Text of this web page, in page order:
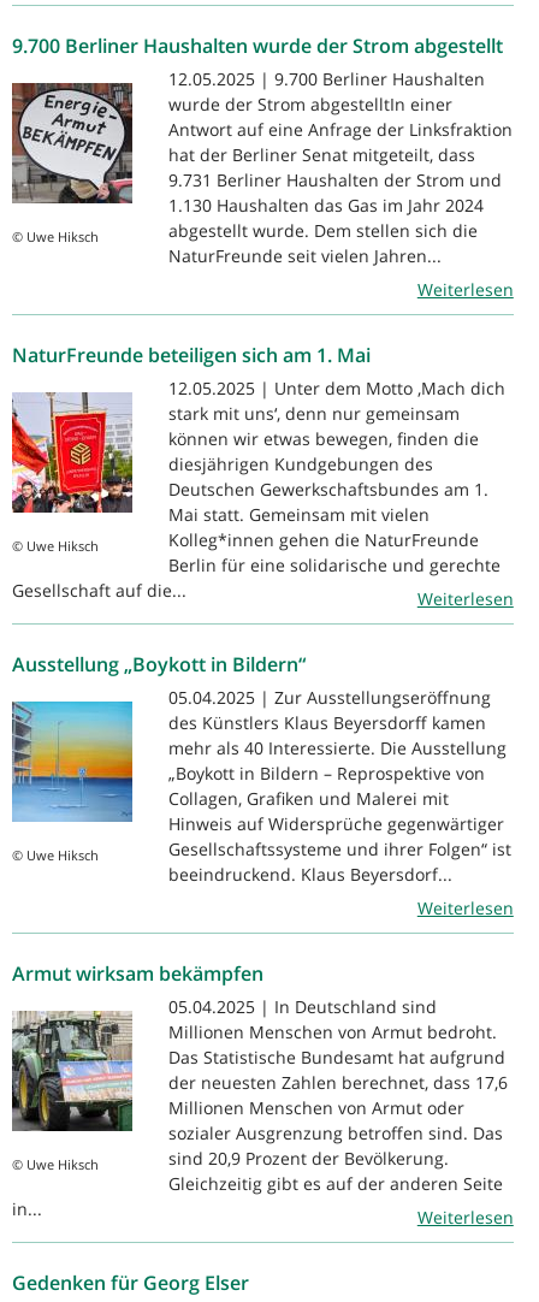
9.700 Berliner Haushalten wurde der Strom abgestellt
© Uwe Hiksch
12.05.2025 | 9.700 Berliner Haushalten
wurde der Strom abgestelltIn einer
Antwort auf eine Anfrage der Linksfraktion
hat der Berliner Senat mitgeteilt, dass
9.731 Berliner Haushalten der Strom und
1.130 Haushalten das Gas im Jahr 2024
abgestellt wurde. Dem stellen sich die
NaturFreunde seit vielen Jahren...
Weiterlesen
NaturFreunde beteiligen sich am 1. Mai
© Uwe Hiksch
12.05.2025 | Unter dem Motto ‚Mach dich
stark mit uns‘, denn nur gemeinsam
können wir etwas bewegen, finden die
diesjährigen Kundgebungen des
Deutschen Gewerkschaftsbundes am 1.
Mai statt. Gemeinsam mit vielen
Kolleg*innen gehen die NaturFreunde
Berlin für eine solidarische und gerechte
Gesellschaft auf die...
Weiterlesen
Ausstellung „Boykott in Bildern“
© Uwe Hiksch
05.04.2025 | Zur Ausstellungseröffnung
des Künstlers Klaus Beyersdorff kamen
mehr als 40 Interessierte. Die Ausstellung
„Boykott in Bildern – Reprospektive von
Collagen, Grafiken und Malerei mit
Hinweis auf Widersprüche gegenwärtiger
Gesellschaftssysteme und ihrer Folgen“ ist
beeindruckend. Klaus Beyersdorf...
Weiterlesen
Armut wirksam bekämpfen
© Uwe Hiksch
05.04.2025 | In Deutschland sind
Millionen Menschen von Armut bedroht.
Das Statistische Bundesamt hat aufgrund
der neuesten Zahlen berechnet, dass 17,6
Millionen Menschen von Armut oder
sozialer Ausgrenzung betroffen sind. Das
sind 20,9 Prozent der Bevölkerung.
Gleichzeitig gibt es auf der anderen Seite
in...
Weiterlesen
Gedenken für Georg Elser